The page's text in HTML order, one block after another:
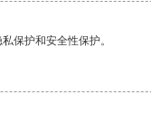
保护和安全性保护。